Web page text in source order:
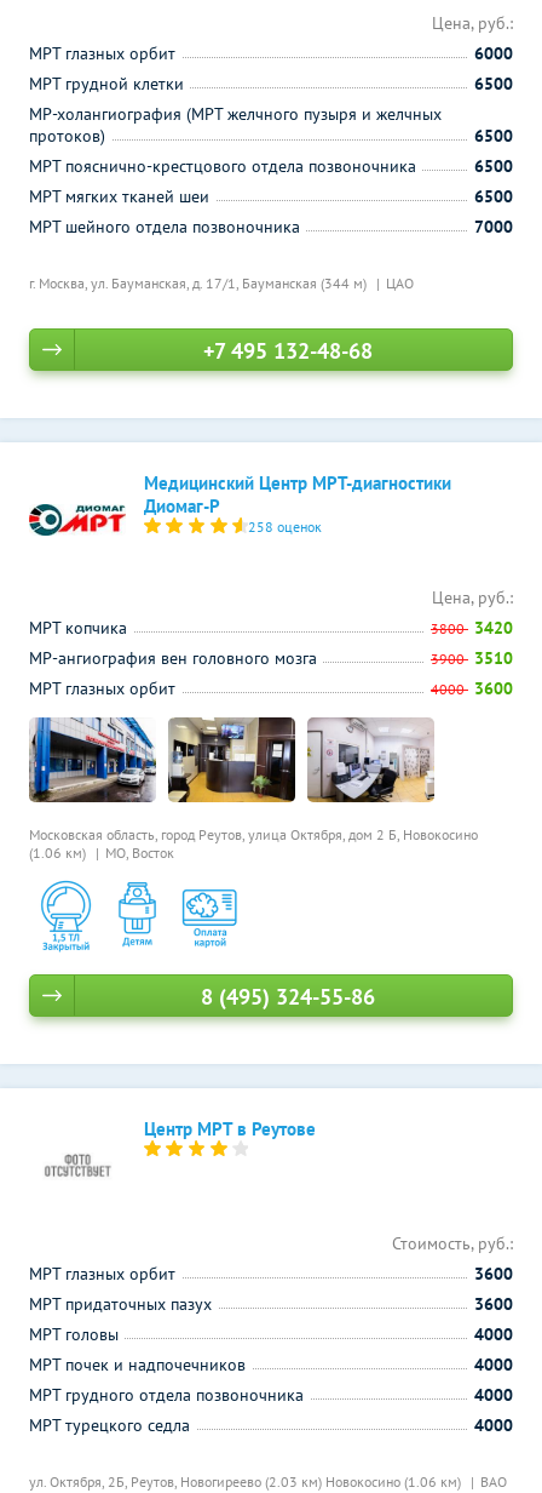
г. Москва, ул. Бауманская, д. 17/1, Бауманская (344 м) ЦАО
Цена, руб.:
МРТ глазных орбит
6000
МРТ грудной клетки
6500
МР-холангиография (МРТ желчного пузыря и желчных
протоков)
6500
МРТ пояснично-крестцового отдела позвоночника
6500
МРТ мягких тканей шеи
6500
МРТ шейного отдела позвоночника
7000
+7 495 132-48-68
Медицинский Центр МРТ-диагностики
Диомаг-Р
258 оценок
Московская область, город Реутов, улица Октября, дом 2 Б, Новокосино
(1.06 км)
МО, Восток
Цена, руб.:
МРТ копчика
3800 3420
МР-ангиография вен головного мозга
3900 3510
МРТ глазных орбит
4000 3600
8 (495) 324-55-86
Центр МРТ в Реутове
ул. Октября, 2Б, Реутов, Новогиреево (2.03 км) Новокосино (1.06 км) ВАО
Стоимость, руб.:
МРТ глазных орбит
3600
МРТ придаточных пазух
3600
МРТ головы
4000
МРТ почек и надпочечников
4000
МРТ грудного отдела позвоночника
4000
МРТ турецкого седла
4000